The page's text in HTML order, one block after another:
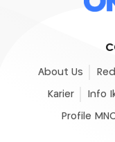
About Us
Karier Info
Profile